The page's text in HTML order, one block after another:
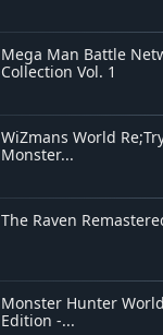
Mega Man Battle
Collection Vol. 1
WiZmans World
Monster...
The Raven
Monster Hunter
Edition -...